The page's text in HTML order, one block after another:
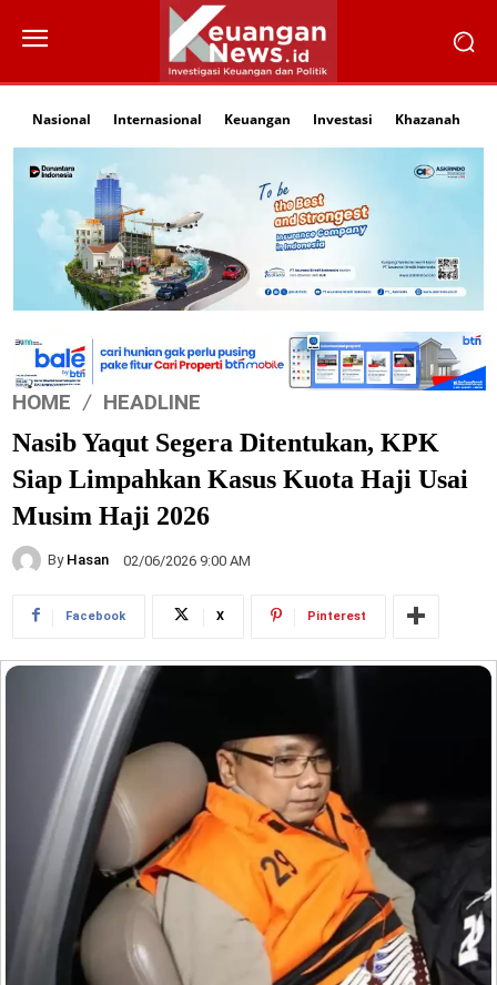
Nasional Internasional Keuangan Investasi Khazanah
HOME HEADLINE
Nasib Yaqut Segera Ditentukan, KPK
Siap Limpahkan Kasus Kuota Haji Usai
Musim Haji 2026
By Hasan 02/06/2026 9:00 AM
Facebook X Pinterest